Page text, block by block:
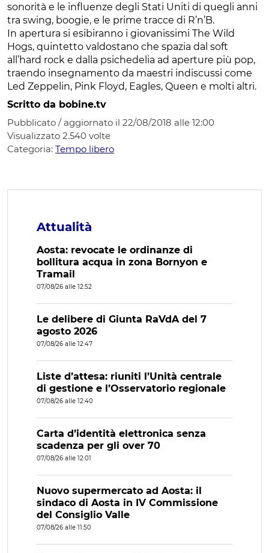
sonorità e le influenze degli Stati Uniti di quegli anni
tra swing, boogie, e le prime tracce di R’n’B.
In apertura si esibiranno i giovanissimi The Wild
Hogs, quintetto valdostano che spazia dal soft
all’hard rock e dalla psichedelia ad aperture più pop,
traendo insegnamento da maestri indiscussi come
Led Zeppelin, Pink Floyd, Eagles, Queen e molti altri.
Scritto da bobine.tv
Pubblicato / aggiornato il 22/08/2018 alle 12:00
Visualizzato 2.540 volte
Categoria: Tempo libero
Attualità
Aosta: revocate le ordinanze di
bollitura acqua in zona Bornyon e
Tramail
07/08/26 alle 12:52
Le delibere di Giunta RaVdA del 7
agosto 2026
07/08/26 alle 12:47
Liste d’attesa: riuniti l’Unità centrale
di gestione e l’Osservatorio regionale
07/08/26 alle 12:40
Carta d’identità elettronica senza
scadenza per gli over 70
07/08/26 alle 12:01
Nuovo supermercato ad Aosta: il
sindaco di Aosta in IV Commissione
del Consiglio Valle
07/08/26 alle 11:50